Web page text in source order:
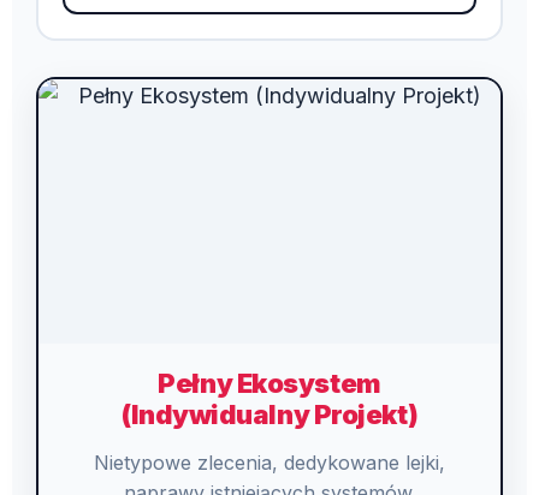
Pełny Ekosystem
(Indywidualny Projekt)
Nietypowe zlecenia, dedykowane lejki,